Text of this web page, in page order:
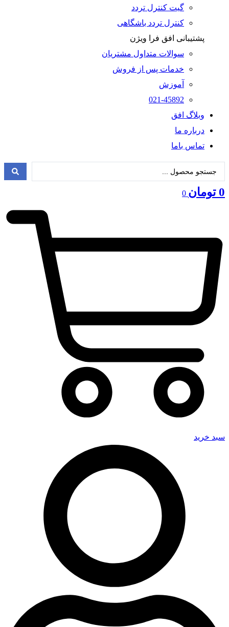
گیت کنترل تردد
کنترل تردد باشگاهی
پشتیبانی افق فرا ویژن
سوالات متداول مشتریان
خدمات پس از فروش
آموزش
021-45892
وبلاگ افق
درباره ما
تماس باما
جستجو
...
0 تومان 0
سبد خرید